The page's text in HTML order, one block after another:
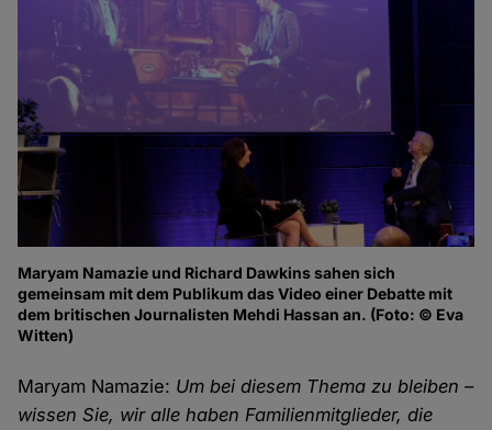
Maryam Namazie und Richard Dawkins sahen sich
gemeinsam mit dem Publikum das Video einer Debatte mit
dem britischen Journalisten Mehdi Hassan an. (Foto: © Eva
Witten)
Maryam Namazie: Um bei diesem Thema zu bleiben –
wissen Sie, wir alle haben Familienmitglieder, die